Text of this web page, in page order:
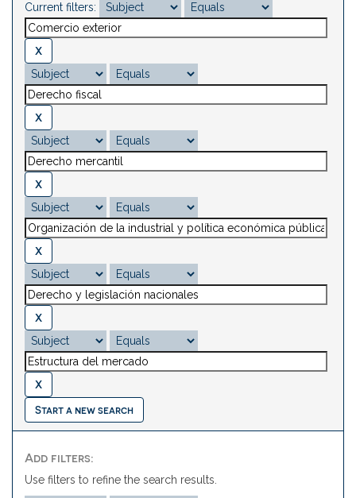
Current filters:
Start a new search
Add filters:
Use filters to refine the search results.